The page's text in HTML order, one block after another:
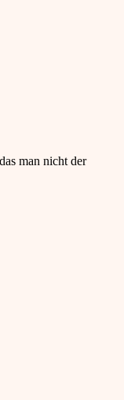
man nicht der